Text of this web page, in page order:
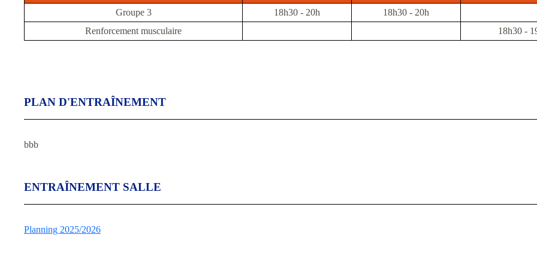
Groupe 3 18h30 - 20h 18h30 - 20h
Renforcement musculaire
18h30 -
PLAN D'ENTRAÎNEMENT
bbb
ENTRAÎNEMENT SALLE
Planning 2025/2026